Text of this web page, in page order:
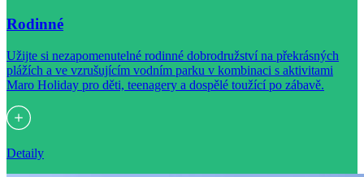
Rodinné
Užijte si nezapomenutelné rodinné dobrodružství na překrásných
plážích a ve vzrušujícím vodním parku v kombinaci s aktivitami
Maro Holiday pro děti, teenagery a dospělé toužící po zábavě.
Detaily